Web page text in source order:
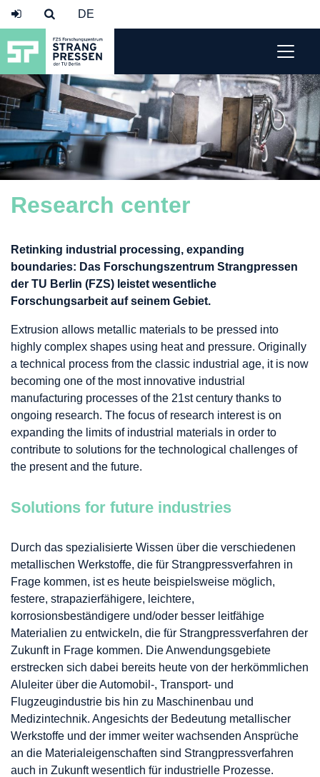
Research center
Retinking industrial processing, expanding
boundaries: Das Forschungszentrum Strangpressen
der TU Berlin (FZS) leistet wesentliche
Forschungsarbeit auf seinem Gebiet.
Extrusion allows metallic materials to be pressed into
highly complex shapes using heat and pressure. Originally
a technical process from the classic industrial age, it is now
becoming one of the most innovative industrial
manufacturing processes of the 21st century thanks to
ongoing research. The focus of research interest is on
expanding the limits of industrial materials in order to
contribute to solutions for the technological challenges of
the present and the future.
Solutions for future industries
Durch das spezialisierte Wissen über die verschiedenen
metallischen Werkstoffe, die für Strangpressverfahren in
Frage kommen, ist es heute beispielsweise möglich,
festere, strapazierfähigere, leichtere,
korrosionsbeständigere und/oder besser leitfähige
Materialien zu entwickeln, die für Strangpressverfahren der
Zukunft in Frage kommen. Die Anwendungsgebiete
erstrecken sich dabei bereits heute von der herkömmlichen
Aluleiter über die Automobil-, Transport- und
Flugzeugindustrie bis hin zu Maschinenbau und
Medizintechnik. Angesichts der Bedeutung metallischer
Werkstoffe und der immer weiter wachsenden Ansprüche
an die Materialeigenschaften sind Strangpressverfahren
auch in Zukunft wesentlich für industrielle Prozesse.